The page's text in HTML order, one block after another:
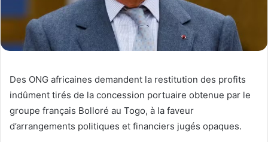
Des ONG africaines demandent la restitution des profits
indûment tirés de la concession portuaire obtenue par le
groupe français Bolloré au Togo, à la faveur
d’arrangements politiques et financiers jugés opaques.